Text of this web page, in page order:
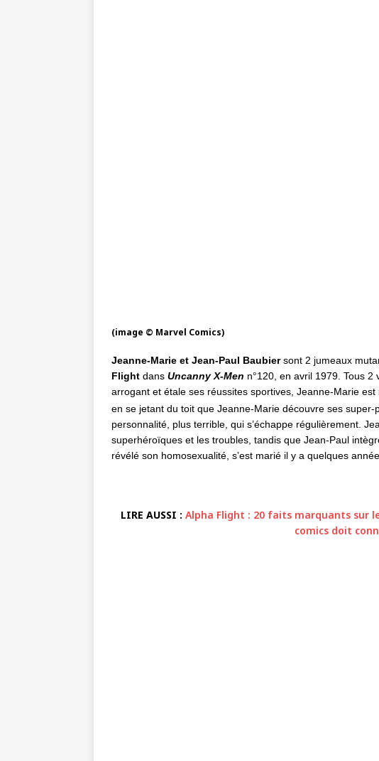
(image © Marvel Comics)
Jeanne-Marie et Jean-Paul Baubiersont 2 jumeaux
Flight dans Uncanny X-Men n°120, en avril 1979. Tous
arrogant et étale ses réussites sportives, Jeanne-Marie
en se jetant du toit que Jeanne-Marie découvre ses
personnalité, plus terrible, qui s’échappe régulièrement.
superhéroïques et les troubles, tandis que Jean-Paul
révélé son homosexualité, s’est marié il y a quelques
LIRE AUSSI : Alpha Flight : 20 faits marquants sur
comics doit